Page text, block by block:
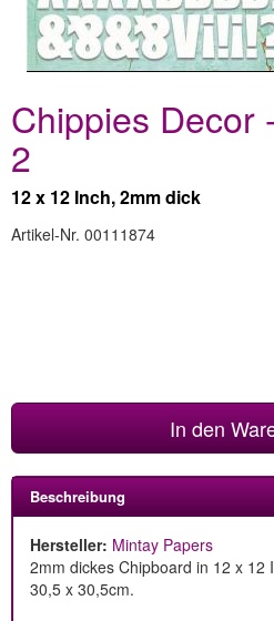
Chippies Decor
2
12 x 12 Inch, 2mm dick
Artikel-Nr. 00111874
In den
Beschreibung
Hersteller: Mintay Papers
2mm dickes Chipboard in 12 x 12
30,5 x 30,5cm.